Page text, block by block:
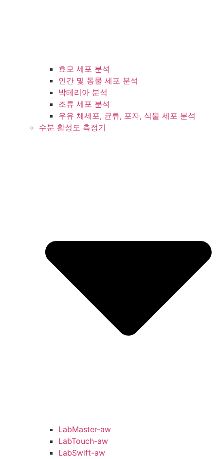
효모 세포 분석
인간 및 동물 세포 분석
박테리아 분석
조류 세포 분석
우유 체세포, 균류, 포자, 식물 세포 분석
수분 활성도 측정기
LabMaster-aw
LabTouch-aw
LabSwift-aw